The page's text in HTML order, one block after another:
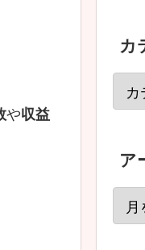
や収益
カ
ア